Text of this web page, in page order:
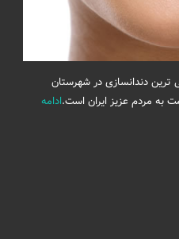
ترین دندانسازی در شهرستان
ادامه